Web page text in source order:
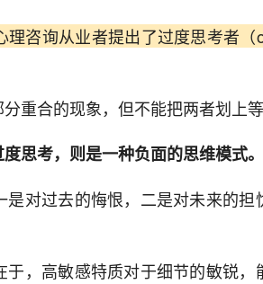
咨询从业者提出了过度思考者（
重合的现象，但不能把两者划上等
思考，则是一种负面的思维模式。
对过去的悔恨，二是对未来的担
，高敏感特质对于细节的敏锐，